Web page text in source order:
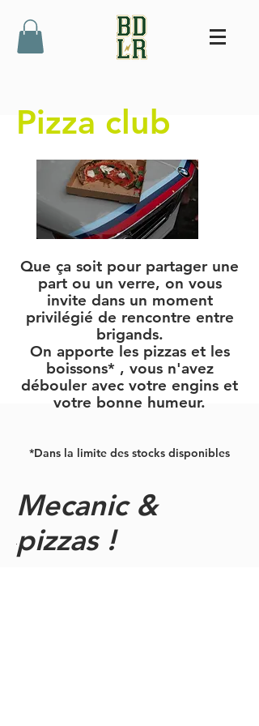
Que ça soit pour partager une
part ou un verre, on vous
invite dans un moment
privilégié de rencontre entre
brigands.
On apporte les pizzas et les
boissons* , vous n'avez
débouler avec votre engins et
votre bonne humeur.
*Dans la limite des stocks disponibles
Pizza club
Mecanic &
pizzas !